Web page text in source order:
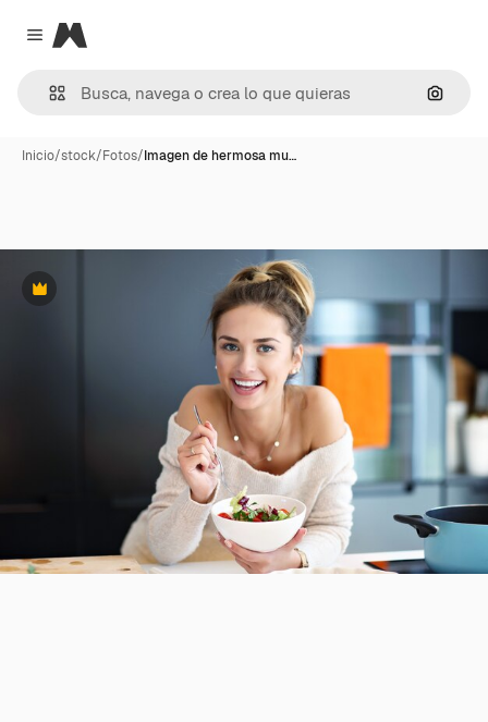
Close menu
Magnific
Inicio/stock/Fotos/Imagen de hermosa mu…
Premium